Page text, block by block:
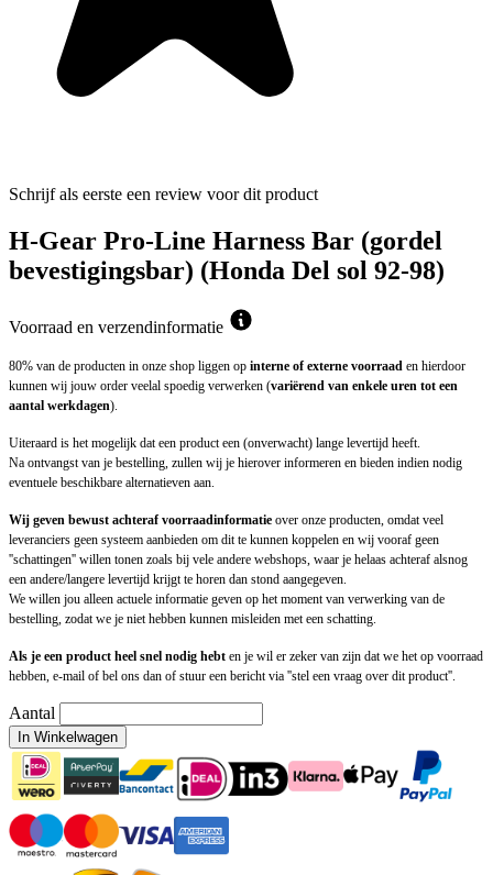
Schrijf als eerste een review voor dit product
H-Gear Pro-Line Harness Bar (gordel
bevestigingsbar) (Honda Del sol 92-98)
Voorraad en verzendinformatie
80% van de producten in onze shop liggen op interne of externe voorraad en hierdoor
kunnen wij jouw order veelal spoedig verwerken (variërend van enkele uren tot een
aantal werkdagen).
Uiteraard is het mogelijk dat een product een (onverwacht) lange levertijd heeft.
Na ontvangst van je bestelling, zullen wij je hierover informeren en bieden indien nodig
eventuele beschikbare alternatieven aan.
Wij geven bewust achteraf voorraadinformatie over onze producten, omdat veel
leveranciers geen systeem aanbieden om dit te kunnen koppelen en wij vooraf geen
''schattingen'' willen tonen zoals bij vele andere webshops, waar je helaas achteraf alsnog
een andere/langere levertijd krijgt te horen dan stond aangegeven.
We willen jou alleen actuele informatie geven op het moment van verwerking van de
bestelling, zodat we je niet hebben kunnen misleiden met een schatting.
Als je een product heel snel nodig hebt en je wil er zeker van zijn dat we het op voorraad
hebben, e-mail of bel ons dan of stuur een bericht via ''stel een vraag over dit product''.
Aantal
In Winkelwagen